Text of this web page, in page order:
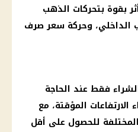
بقوة بتحركات الذهب
الداخلي، وحركة سعر صرف
فقط عند الحاجة
الارتفاعات المؤقتة، مع
للحصول على أقل